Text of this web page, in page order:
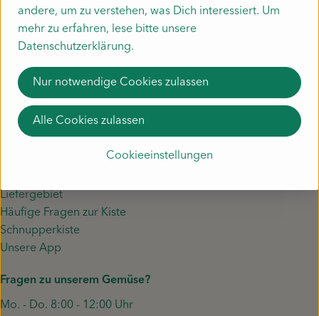
Frankreich
Savon du Midi
Liefergebiet
Häufige Fragen zur Kiste
Schnupperkiste
Unsere App
Fragen zu unserem Gemüse?
Mo. - Do. 8:00 - 12:00 Uhr
andere, um zu verstehen, was Dich interessiert. Um
mehr zu erfahren, lese bitte unsere
Datenschutzerklärung.
Cookieeinstellungen
Nur notwendige Cookies zulassen
Alle Cookies zulassen